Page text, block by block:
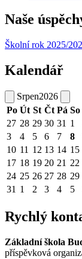
Naše
Školní rok 2025/
Kalendář
Srpen2026
Po Út St Čt Pá So
27 28 29 30 31 1
3
4 5 6 7 8
10 11 12 13 14 15
17 18 19 20 21 22
24 25 26 27 28 29
31 1 2 3 4 5
Rychlý
Základní škola
příspěvková